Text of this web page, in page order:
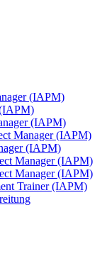
(IAPM)
(IAPM)
Manager (IAPM)
(IAPM)
Manager (IAPM)
Manager (IAPM)
Trainer (IAPM)